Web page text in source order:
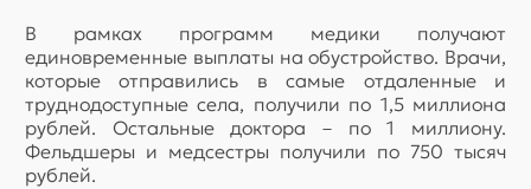
В рамках программ медики получают
единовременные выплаты на обустройство. Врачи,
которые отправились в самые отдаленные и
труднодоступные села, получили по 1,5 миллиона
рублей. Остальные доктора – по 1 миллиону.
Фельдшеры и медсестры получили по 750 тысяч
рублей.